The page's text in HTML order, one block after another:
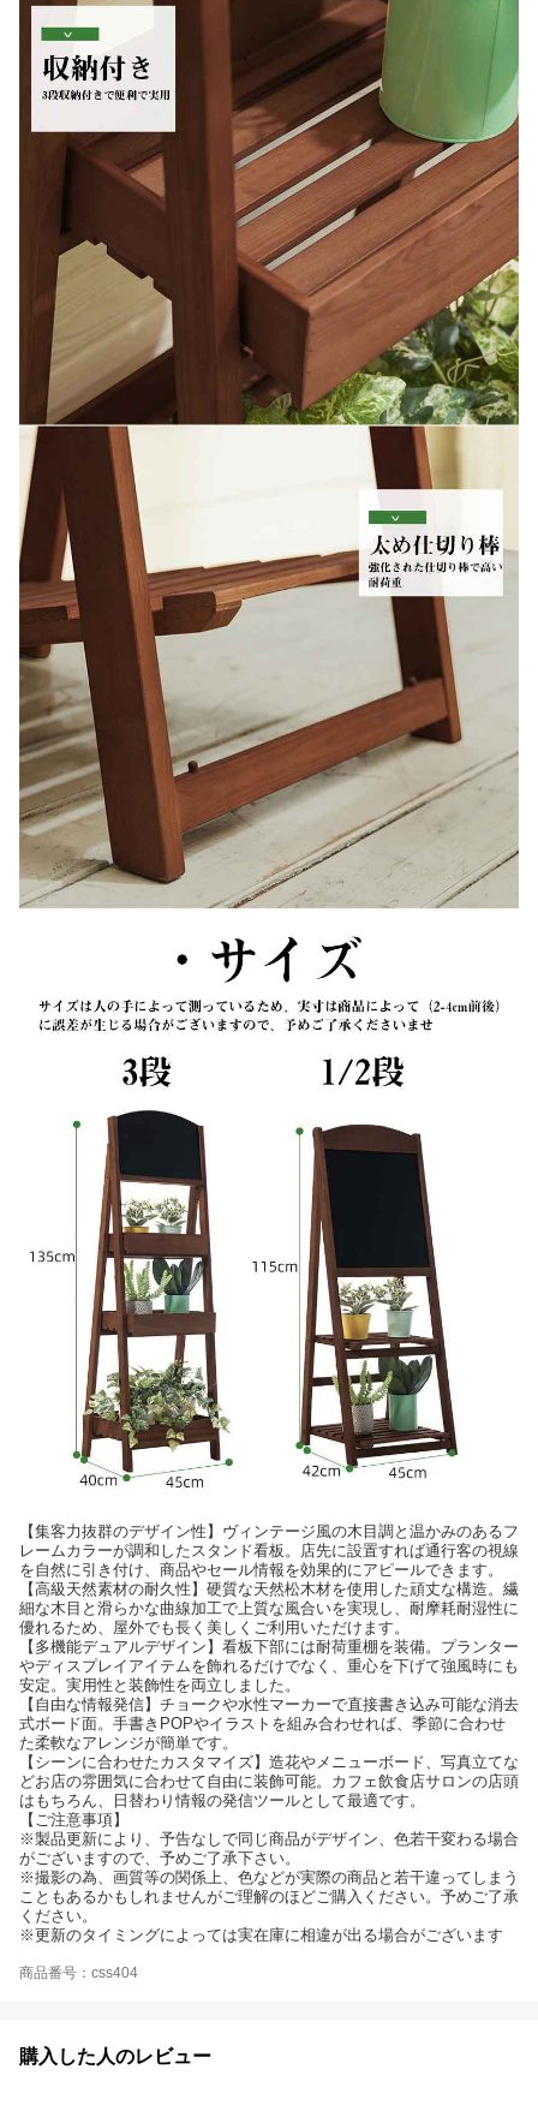
【集客力抜群のデザイン性】ヴィンテージ風の木目調と温かみのあるフ
レームカラーが調和したスタンド看板。店先に設置すれば通行客の視線
を自然に引き付け、商品やセール情報を効果的にアピールできます。
【高級天然素材の耐久性】硬質な天然松木材を使用した頑丈な構造。繊
細な木目と滑らかな曲線加工で上質な風合いを実現し、耐摩耗耐湿性に
優れるため、屋外でも長く美しくご利用いただけます。
【多機能デュアルデザイン】看板下部には耐荷重棚を装備。プランター
やディスプレイアイテムを飾れるだけでなく、重心を下げて強風時にも
安定。実用性と装飾性を両立しました。
【自由な情報発信】チョークや水性マーカーで直接書き込み可能な消去
式ボード面。手書きPOPやイラストを組み合わせれば、季節に合わせ
た柔軟なアレンジが簡単です。
【シーンに合わせたカスタマイズ】造花やメニューボード、写真立てな
どお店の雰囲気に合わせて自由に装飾可能。カフェ飲食店サロンの店頭
はもちろん、日替わり情報の発信ツールとして最適です。
【ご注意事項】
※製品更新により、予告なしで同じ商品がデザイン、色若干変わる場合
がございますので、予めご了承下さい。
※撮影の為、画質等の関係上、色などが実際の商品と若干違ってしまう
こともあるかもしれませんがご理解のほどご購入ください。予めご了承
ください。
※更新のタイミングによっては実在庫に相違が出る場合がございます
商品番号：css404
購入した人のレビュー